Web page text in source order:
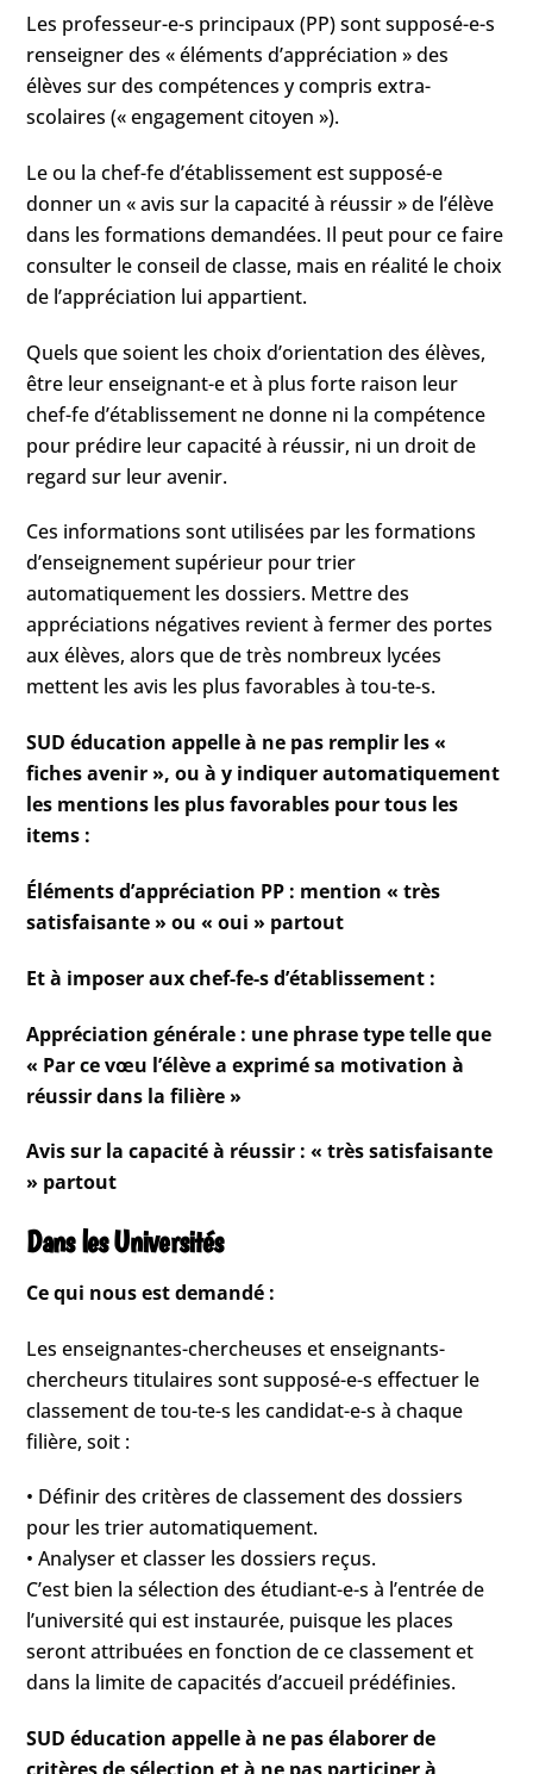
Les professeur-e-s principaux (PP) sont supposé-e-s
renseigner des « éléments d’appréciation » des
élèves sur des compétences y compris extra-
scolaires (« engagement citoyen »).
Le ou la chef-fe d’établissement est supposé-e
donner un « avis sur la capacité à réussir » de l’élève
dans les formations demandées. Il peut pour ce faire
consulter le conseil de classe, mais en réalité le choix
de l’appréciation lui appartient.
Quels que soient les choix d’orientation des élèves,
être leur enseignant-e et à plus forte raison leur
chef-fe d’établissement ne donne ni la compétence
pour prédire leur capacité à réussir, ni un droit de
regard sur leur avenir.
Ces informations sont utilisées par les formations
d’enseignement supérieur pour trier
automatiquement les dossiers. Mettre des
appréciations négatives revient à fermer des portes
aux élèves, alors que de très nombreux lycées
mettent les avis les plus favorables à tou-te-s.
SUD éducation appelle à ne pas remplir les «
fiches avenir », ou à y indiquer automatiquement
les mentions les plus favorables pour tous les
items :
Éléments d’appréciation PP : mention « très
satisfaisante » ou « oui » partout
Et à imposer aux chef-fe-s d’établissement :
Appréciation générale : une phrase type telle que
« Par ce vœu l’élève a exprimé sa motivation à
réussir dans la filière »
Avis sur la capacité à réussir : « très satisfaisante
» partout
Dans les Universités
Ce qui nous est demandé :
Les enseignantes-chercheuses et enseignants-
chercheurs titulaires sont supposé-e-s effectuer le
classement de tou-te-s les candidat-e-s à chaque
filière, soit :
• Définir des critères de classement des dossiers
pour les trier automatiquement.
• Analyser et classer les dossiers reçus.
C’est bien la sélection des étudiant-e-s à l’entrée de
l’université qui est instaurée, puisque les places
seront attribuées en fonction de ce classement et
dans la limite de capacités d’accueil prédéfinies.
SUD éducation appelle à ne pas élaborer de